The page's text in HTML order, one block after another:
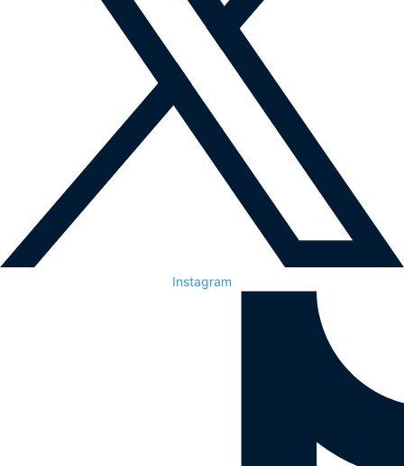
Instagram